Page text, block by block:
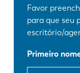
Favor
para que seu
escritório/
Primeiro